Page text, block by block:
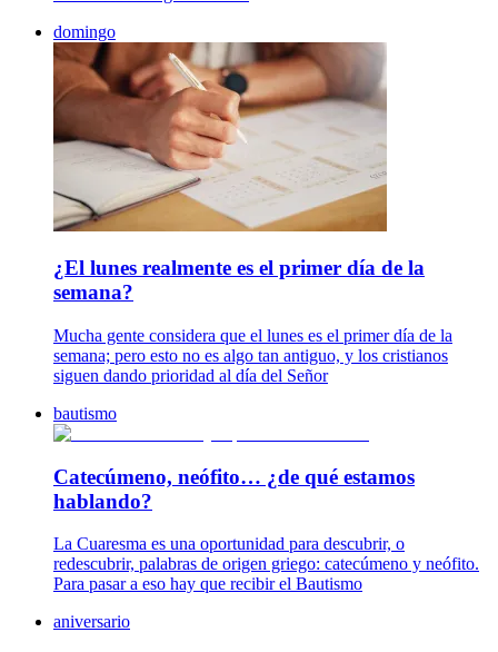
domingo
¿El lunes realmente es el primer día de la
semana?
Mucha gente considera que el lunes es el primer día de la
semana; pero esto no es algo tan antiguo, y los cristianos
siguen dando prioridad al día del Señor
bautismo
Catecúmeno, neófito… ¿de qué estamos
hablando?
La Cuaresma es una oportunidad para descubrir, o
redescubrir, palabras de origen griego: catecúmeno y neófito.
Para pasar a eso hay que recibir el Bautismo
aniversario